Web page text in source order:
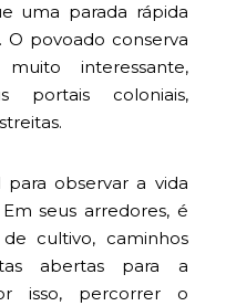
uma parada rápida
O povoado conserva
interessante,
portais coloniais,
observar a vida
seus arredores, é
cultivo, caminhos
abertas para a
isso, percorrer o